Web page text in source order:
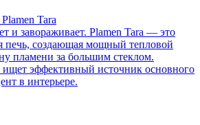
Tara
и завораживает. Plamen Tara — это
печь, создающая мощный тепловой
пламени за большим стеклом.
ищет эффективный источник основного
в интерьере.